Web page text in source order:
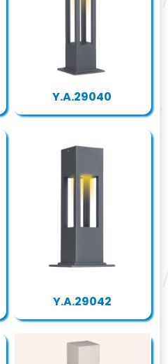
Y.A.29040
Y.A.29042